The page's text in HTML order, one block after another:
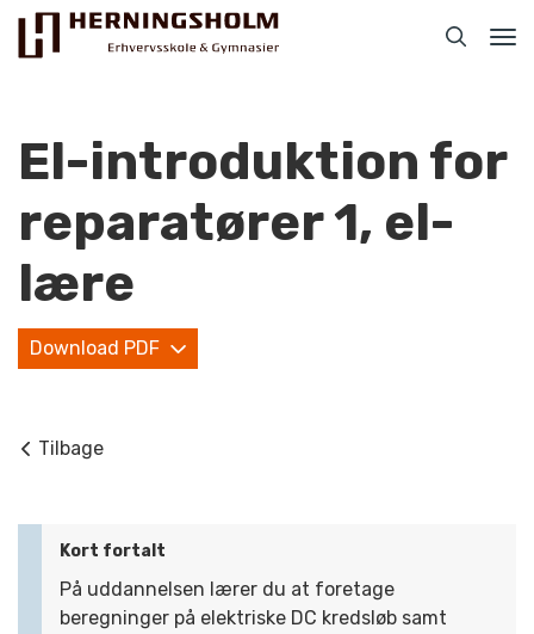
Praktisk
For beskæftigede
Kontakt
El-introduktion for
reparatører 1, el-
lære
Download PDF
Tilbage
Kort fortalt
På uddannelsen lærer du at foretage
beregninger på elektriske DC kredsløb samt